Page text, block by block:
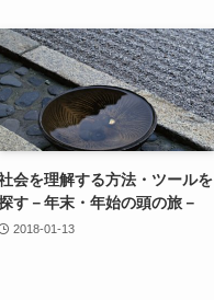
会を理解する方法・ツールを
す－年末・年始の頭の旅－
2018-01-13